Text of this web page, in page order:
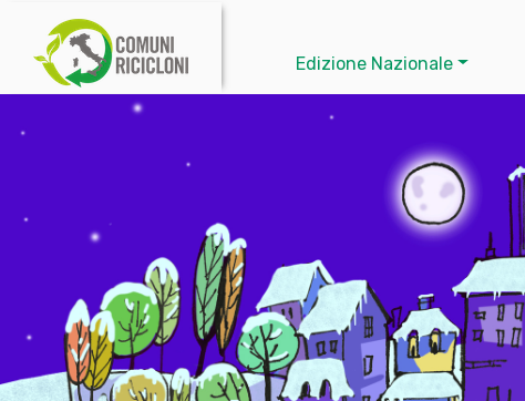
Edizione Nazionale